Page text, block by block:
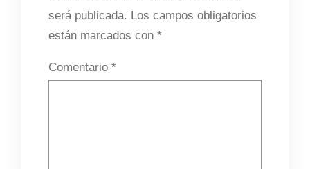
será publicada. Los campos obligatorios
están marcados con *
Comentario *